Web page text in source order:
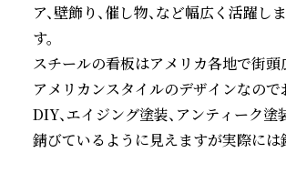
ア、壁飾り、催し物、など幅広く活躍
す。
スチールの看板はアメリカ各地で街頭
アメリカンスタイルのデザインなの
DIY、エイジング塗装、アンティーク
錆びているように見えますが実際には